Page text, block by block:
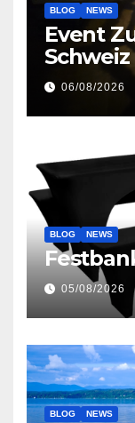
BLOG NEWS
Event
Schweiz
06/08/2026
BLOG NEWS
05/08/2026
BLOG NEWS